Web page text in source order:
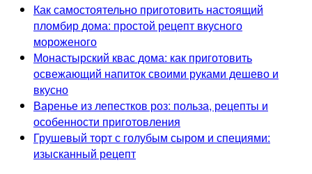
Как самостоятельно приготовить настоящий
пломбир дома: простой рецепт вкусного
мороженого
Монастырский квас дома: как приготовить
освежающий напиток своими руками дешево и
вкусно
Варенье из лепестков роз: польза, рецепты и
особенности приготовления
Грушевый торт с голубым сыром и специями:
изысканный рецепт